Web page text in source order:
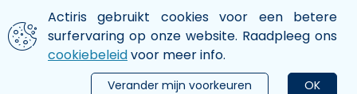
Aller au contenu principal
We gebruiken cookies
Actiris gebruikt cookies voor een betere
surfervaring op onze website. Raadpleeg ons
cookiebeleidvoor meer info.
OK
Verander mijn voorkeuren
le menu